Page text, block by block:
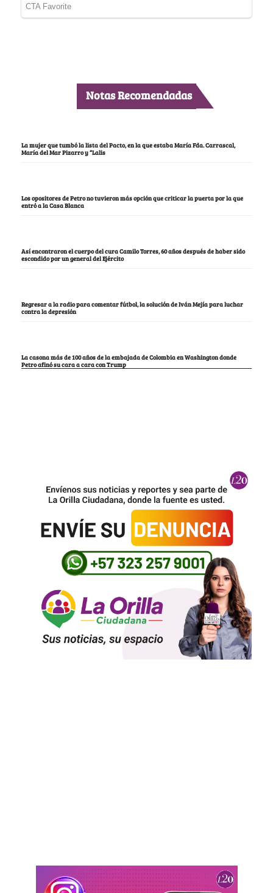
Notas Recomendadas
La mujer que tumbó la lista del Pacto, en la que estaba María Fda. Carrascal,
María del Mar Pizarro y “Lalis
Los opositores de Petro no tuvieron más opción que criticar la puerta por la que
entró a la Casa Blanca
Así encontraron el cuerpo del cura Camilo Torres, 60 años después de haber sido
escondido por un general del Ejército
Regresar a la radio para comentar fútbol, la solución de Iván Mejía para luchar
contra la depresión
La casona más de 100 años de la embajada de Colombia en Washington donde
Petro afinó su cara a cara con Trump